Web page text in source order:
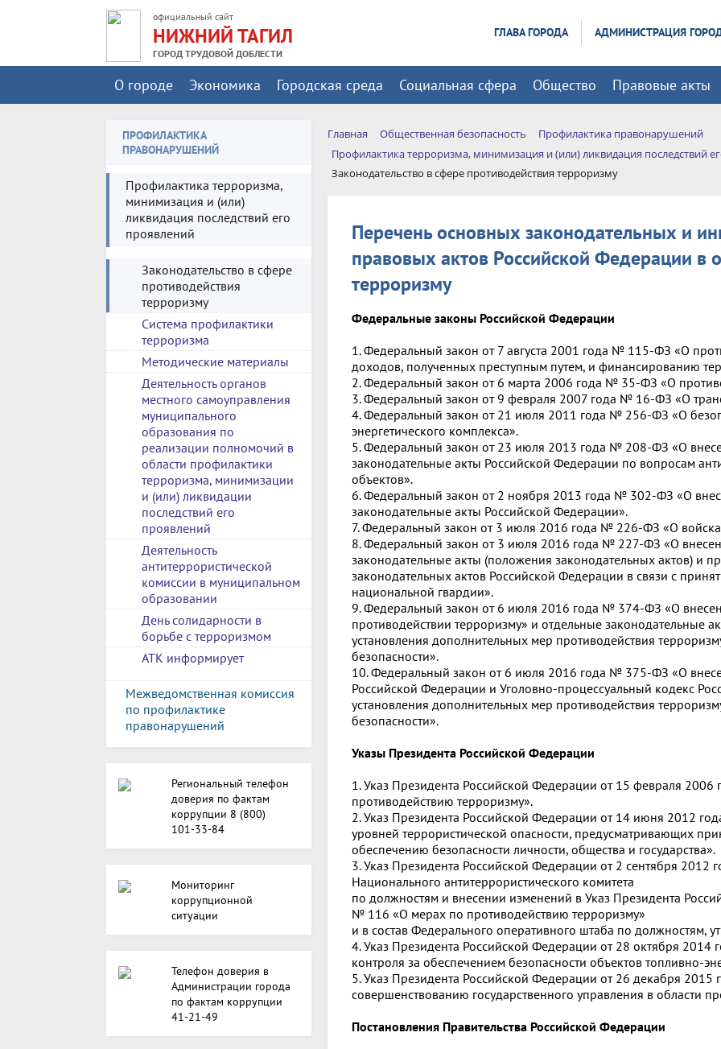
официальный сайт
НИЖНИЙ ТАГИЛ
ГОРОД ТРУДОВОЙ ДОБЛЕСТИ
ГЛАВА ГОРОДА АДМИНИСТРАЦИЯ
О городе Экономика Городская среда Социальная сфера Общество Правовые акты
ПРОФИЛАКТИКА
ПРАВОНАРУШЕНИЙ
Профилактика терроризма,
минимизация и (или)
ликвидация последствий его
проявлений
Законодательство в сфере
противодействия
терроризму
Система профилактики
терроризма
Методические материалы
Деятельность органов
местного самоуправления
муниципального
образования по
реализации полномочий в
области профилактики
терроризма, минимизации
и (или) ликвидации
последствий его
проявлений
Деятельность
антитеррористической
комиссии в муниципальном
образовании
День солидарности в
борьбе с терроризмом
АТК информирует
Межведомственная комиссия
по профилактике
правонарушений
Региональный телефон
доверия по фактам
коррупции 8 (800)
101-33-84
Мониторинг
коррупционной
ситуации
Телефон доверия в
Администрации города
по фактам коррупции
41-21-49
Главная Общественная безопасность
Профилактика правонарушений
Профилактика терроризма, минимизация и (или) ликвидация последствий
Законодательство в сфере противодействия терроризму
Перечень основных законодательных и
правовых актов Российской Федерации в
терроризму
Федеральные законы Российской Федерации
1. Федеральный закон от 7 августа 2001 года № 115-ФЗ «О
доходов, полученных преступным путем, и финансированию
2. Федеральный закон от 6 марта 2006 года № 35-ФЗ «О
3. Федеральный закон от 9 февраля 2007 года № 16-ФЗ «О
4. Федеральный закон от 21 июля 2011 года № 256-ФЗ «О
энергетического комплекса».
5. Федеральный закон от 23 июля 2013 года № 208-ФЗ «О
законодательные акты Российской Федерации по вопросам
объектов».
6. Федеральный закон от 2 ноября 2013 года № 302-ФЗ «О
законодательные акты Российской Федерации».
7. Федеральный закон от 3 июля 2016 года № 226-ФЗ «О
8. Федеральный закон от 3 июля 2016 года № 227-ФЗ «О
законодательные акты (положения законодательных актов) и
законодательных актов Российской Федерации в связи с
национальной гвардии».
9. Федеральный закон от 6 июля 2016 года № 374-ФЗ «О
противодействии терроризму» и отдельные законодательные
установления дополнительных мер противодействия
безопасности».
10. Федеральный закон от 6 июля 2016 года № 375-ФЗ «О
Российской Федерации и Уголовно-процессуальный кодекс
установления дополнительных мер противодействия
безопасности».
Указы Президента Российской Федерации
1. Указ Президента Российской Федерации от 15 февраля
противодействию терроризму».
2. Указ Президента Российской Федерации от 14 июня 2012
уровней террористической опасности, предусматривающих
обеспечению безопасности личности, общества и государства».
3. Указ Президента Российской Федерации от 2 сентября
Национального антитеррористического комитета
по должностям и внесении изменений в Указ Президента
№ 116 «О мерах по противодействию терроризму»
и в состав Федерального оперативного штаба по должностям,
4. Указ Президента Российской Федерации от 28 октября
контроля за обеспечением безопасности объектов топливно-
5. Указ Президента Российской Федерации от 26 декабря
совершенствованию государственного управления в области
Постановления Правительства Российской Федерации